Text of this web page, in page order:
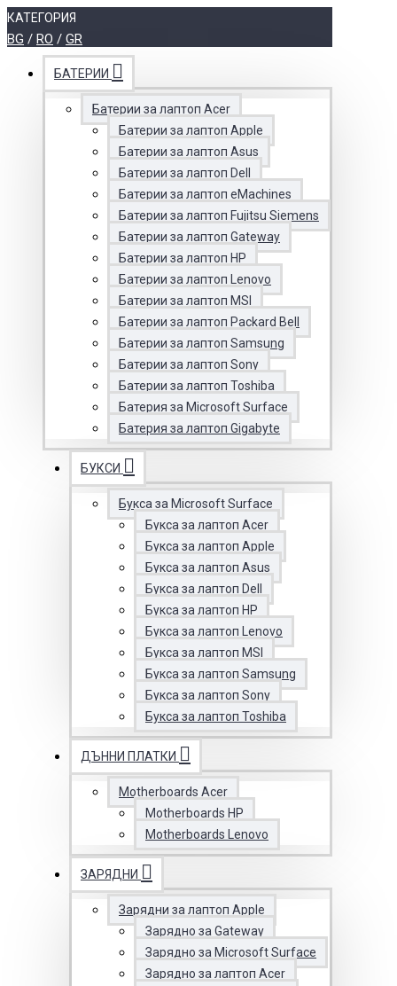
КАТЕГОРИЯ
BG / RO / GR
БАТЕРИИ
Батерии за лаптоп Acer
Батерии за лаптоп Apple
Батерии за лаптоп Asus
Батерии за лаптоп Dell
Батерии за лаптоп eMachines
Батерии за лаптоп Fujitsu Siemens
Батерии за лаптоп Gateway
Батерии за лаптоп HP
Батерии за лаптоп Lenovo
Батерии за лаптоп MSI
Батерии за лаптоп Packard Bell
Батерии за лаптоп Samsung
Батерии за лаптоп Sony
Батерии за лаптоп Toshiba
Батерия за Microsoft Surface
Батерия за лаптоп Gigabyte
БУКСИ
Букса за Microsoft Surface
Букса за лаптоп Acer
Букса за лаптоп Apple
Букса за лаптоп Asus
Букса за лаптоп Dell
Букса за лаптоп HP
Букса за лаптоп Lenovo
Букса за лаптоп MSI
Букса за лаптоп Samsung
Букса за лаптоп Sony
Букса за лаптоп Toshiba
ДЪННИ ПЛАТКИ
Motherboards Acer
Motherboards HP
Motherboards Lenovo
ЗАРЯДНИ
Зарядни за лаптоп Apple
Зарядно за Gateway
Зарядно за Microsoft Surface
Зарядно за лаптоп Acer